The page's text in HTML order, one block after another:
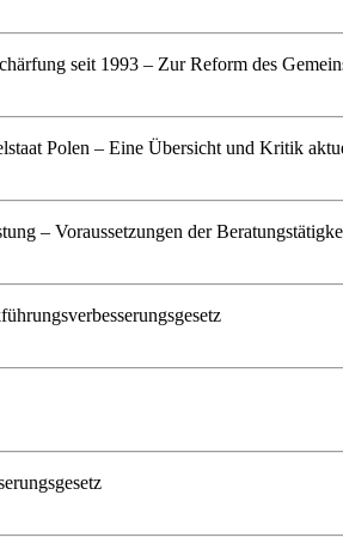
seit 1993 – Zur Reform des
Polen – Eine Übersicht und Kritik
– Voraussetzungen der